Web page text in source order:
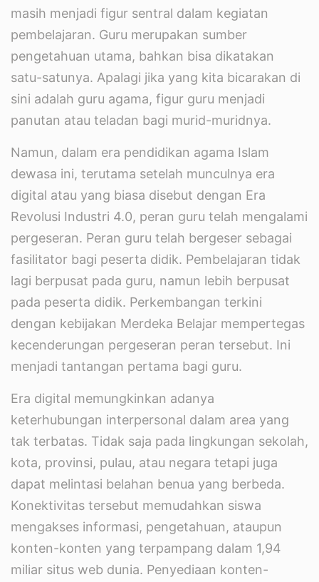
masih menjadi figur sentral dalam kegiatan
pembelajaran. Guru merupakan sumber
pengetahuan utama, bahkan bisa dikatakan
satu-satunya. Apalagi jika yang kita bicarakan di
sini adalah guru agama, figur guru menjadi
panutan atau teladan bagi murid-muridnya.
Namun, dalam era pendidikan agama Islam
dewasa ini, terutama setelah munculnya era
digital atau yang biasa disebut dengan Era
Revolusi Industri 4.0, peran guru telah mengalami
pergeseran. Peran guru telah bergeser sebagai
fasilitator bagi peserta didik. Pembelajaran tidak
lagi berpusat pada guru, namun lebih berpusat
pada peserta didik. Perkembangan terkini
dengan kebijakan Merdeka Belajar mempertegas
kecenderungan pergeseran peran tersebut. Ini
menjadi tantangan pertama bagi guru.
Era digital memungkinkan adanya
keterhubungan interpersonal dalam area yang
tak terbatas. Tidak saja pada lingkungan sekolah,
kota, provinsi, pulau, atau negara tetapi juga
dapat melintasi belahan benua yang berbeda.
Konektivitas tersebut memudahkan siswa
mengakses informasi, pengetahuan, ataupun
konten-konten yang terpampang dalam 1,94
miliar situs web dunia. Penyediaan konten-